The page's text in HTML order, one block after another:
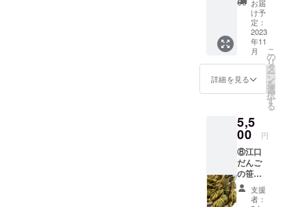
集に詳
細チ
ケット
を同封
します
ので到
着後
しま
す。 場
所=新潟
県長岡
市小国
和紙生
産組合
工房に
＋写真
集1冊＋
新潟風
景写真L
版1枚
村上市
肴町2-
17 山上
染物店
間
9:00〜
17:00
定休日
水曜
日、第4
日曜日
日程=写
お届
け予
定：
2023
年11
月
詳細を見る
こ
の
リ
タ
ー
ン
を
選
択
す
る
5,5
00 円
⑧江口
だんご
の笹だ
んご
（10支援
者：